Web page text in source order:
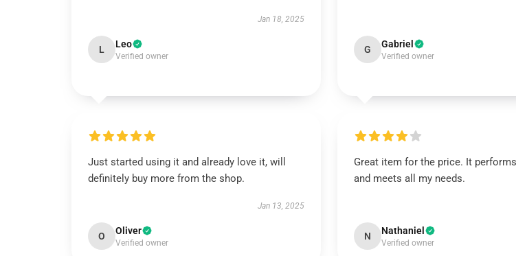
Jan 18, 2025
L Leo
Verified owner
G Gabriel
Verified owner
Just started using it and already love it, will
definitely buy more from the shop.
Jan 13, 2025
O Oliver
Verified owner
Great item for the price. It
and meets all my needs.
N Nathaniel
Verified owner